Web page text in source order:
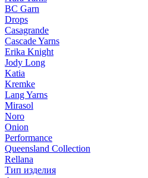
BC Garn
Drops
Casagrande
Cascade Yarns
Erika Knight
Jody Long
Katia
Kremke
Lang Yarns
Mirasol
Noro
Onion
Performance
Queensland Collection
Rellana
Тип изделия